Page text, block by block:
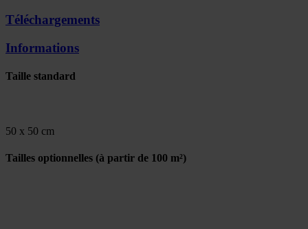
Téléchargements
Informations
Taille standard
50 x 50 cm
Tailles optionnelles (à partir de 100 m²)